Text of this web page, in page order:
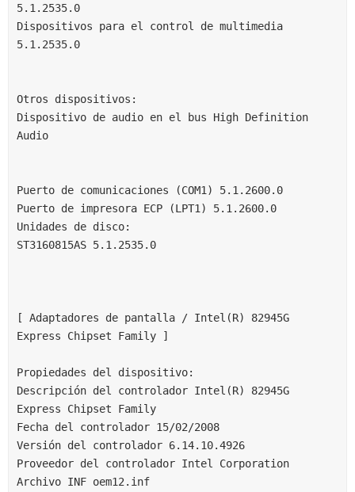
5.1.2535.0
Dispositivos para el control de multimedia
5.1.2535.0
Otros dispositivos:
Dispositivo de audio en el bus High Definition
Audio
Puerto de comunicaciones (COM1) 5.1.2600.0
Puerto de impresora ECP (LPT1) 5.1.2600.0
Unidades de disco:
ST3160815AS 5.1.2535.0
[ Adaptadores de pantalla / Intel(R) 82945G
Express Chipset Family ]
Propiedades del dispositivo:
Descripción del controlador Intel(R) 82945G
Express Chipset Family
Fecha del controlador 15/02/2008
Versión del controlador 6.14.10.4926
Proveedor del controlador Intel Corporation
Archivo INF oem12.inf